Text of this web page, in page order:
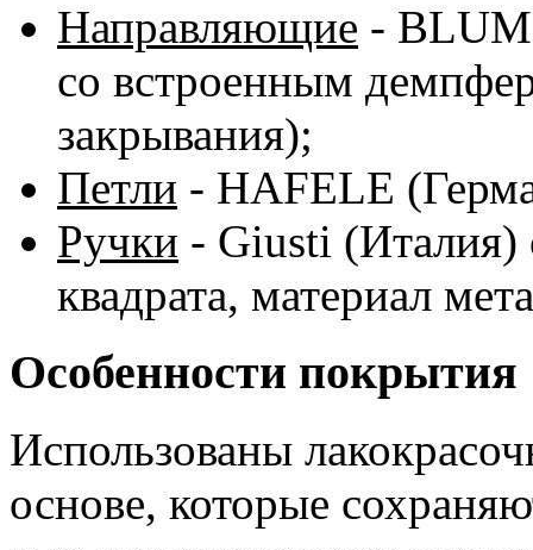
Направляющие - BLUM
со встроенным
закрывания);
Петли - HAFELE
Ручки - Giusti (Италия)
квадрата, материал
Особенности покрытия
Использованы
основе, которые